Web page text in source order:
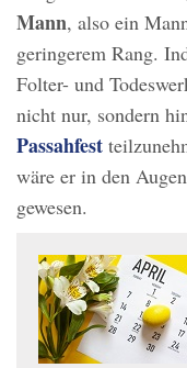
Mann, also ein
geringerem Rang.
Folter- und
nicht nur, sondern
Passahfest
wäre er in den
gewesen.